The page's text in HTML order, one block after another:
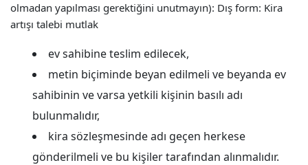
olmadan yapılması gerektiğini unutmayın): Dış form: Kira
artışı talebi mutlak
ev sahibine teslim edilecek,
metin biçiminde beyan edilmeli ve beyanda ev
sahibinin ve varsa yetkili kişinin basılı adı
bulunmalıdır,
kira sözleşmesinde adı geçen herkese
gönderilmeli ve bu kişiler tarafından alınmalıdır.